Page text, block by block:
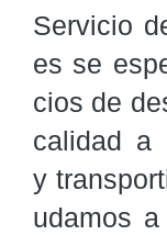
Servicio
es se
cios de
calidad a
y
udamos